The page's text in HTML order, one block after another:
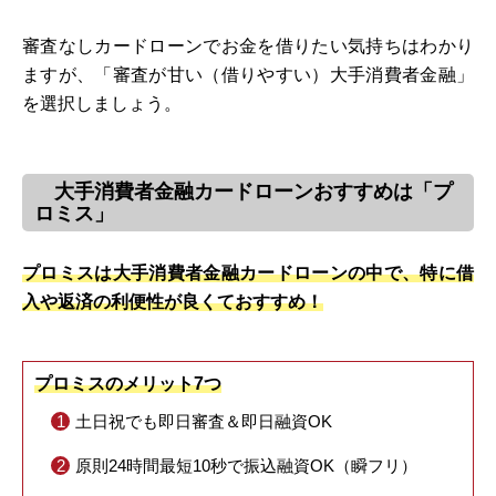
審査なしカードローンでお金を借りたい気持ちはわかり
ますが、「審査が甘い（借りやすい）大手消費者金融」
を選択しましょう。
大手消費者金融カードローンおすすめは「プ
ロミス」
プロミスは大手消費者金融カードローンの中で、特に借
入や返済の利便性が良くておすすめ！
プロミスのメリット7つ
土日祝でも即日審査＆即日融資OK
原則24時間最短10秒で振込融資OK（瞬フリ）